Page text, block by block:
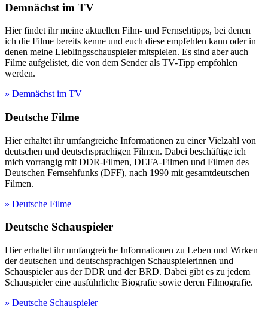
Demnächst im TV
Hier findet ihr meine aktuellen Film- und Fernsehtipps, bei denen
ich die Filme bereits kenne und euch diese empfehlen kann oder in
denen meine Lieblingsschauspieler mitspielen. Es sind aber auch
Filme aufgelistet, die von dem Sender als TV-Tipp empfohlen
werden.
» Demnächst im TV
Deutsche Filme
Hier erhaltet ihr umfangreiche Informationen zu einer Vielzahl von
deutschen und deutschsprachigen Filmen. Dabei beschäftige ich
mich vorrangig mit DDR-Filmen, DEFA-Filmen und Filmen des
Deutschen Fernsehfunks (DFF), nach 1990 mit gesamtdeutschen
Filmen.
» Deutsche Filme
Deutsche Schauspieler
Hier erhaltet ihr umfangreiche Informationen zu Leben und Wirken
der deutschen und deutschsprachigen Schauspielerinnen und
Schauspieler aus der DDR und der BRD. Dabei gibt es zu jedem
Schauspieler eine ausführliche Biografie sowie deren Filmografie.
» Deutsche Schauspieler